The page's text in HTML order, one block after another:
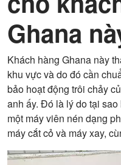
Ghana
Khách hàng Ghana này
khu vực và do đó cần
bảo hoạt động trôi chảy
anh ấy. Đó là lý do tại
một máy viên nén dạng
máy cắt cỏ và máy xay,